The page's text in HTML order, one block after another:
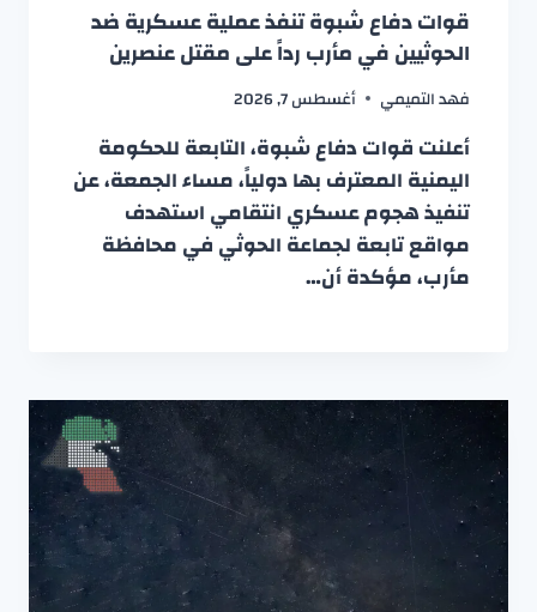
قوات دفاع شبوة تنفذ عملية عسكرية ضد
الحوثيين في مأرب رداً على مقتل عنصرين
فهد التميمي أغسطس 7, 2026
أعلنت قوات دفاع شبوة، التابعة للحكومة
اليمنية المعترف بها دولياً، مساء الجمعة، عن
تنفيذ هجوم عسكري انتقامي استهدف
مواقع تابعة لجماعة الحوثي في محافظة
مأرب، مؤكدة أن…